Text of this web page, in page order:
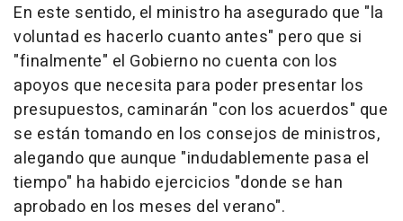
En este sentido, el ministro ha asegurado que "la
voluntad es hacerlo cuanto antes" pero que si
"finalmente" el Gobierno no cuenta con los
apoyos que necesita para poder presentar los
presupuestos, caminarán "con los acuerdos" que
se están tomando en los consejos de ministros,
alegando que aunque "indudablemente pasa el
tiempo" ha habido ejercicios "donde se han
aprobado en los meses del verano".